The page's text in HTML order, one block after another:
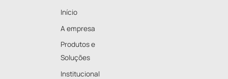
Início
A empresa
Produtos e
Soluções
Institucional